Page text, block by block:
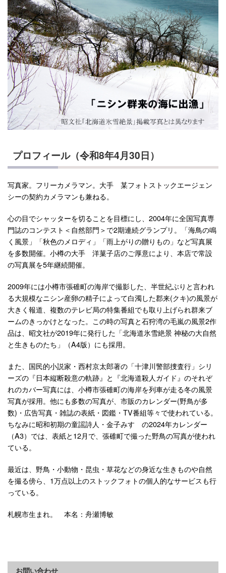
プロフィール（令和8年4月30日）
写真家。フリーカメラマン。大手 某フォトストックエージェン
シーの契約カメラマンも兼ねる。
心の目でシャッターを切ることを目標にし、2004年に全国写真専
門誌のコンテスト＜自然部門＞で2期連続グランプリ。「海鳥の鳴
く風景」「秋色のメロディ」「雨上がりの贈りもの」など写真展
を多数開催。小樽の大手 洋菓子店のご厚意により、本店で常設
の写真展を5年継続開催。
2009年には小樽市張碓町の海岸で撮影した、半世紀ぶりと言われ
る大規模なニシン産卵の精子によって白濁した郡来(クキ)の風景が
大きく報道、複数のテレビ局の特集番組でも取り上げられ群来ブ
ームのきっかけとなった。この時の写真と石狩湾の毛嵐の風景2作
品は、昭文社が2019年に発行した「北海道氷雪絶景 神秘の大自然
と生きものたち」（A4版）にも採用。
また、国民的小説家・西村京太郎著の「十津川警部捜査行」シリ
ーズの『日本縦断殺意の軌跡』と『北海道殺人ガイド』のそれぞ
れのカバー写真には、小樽市張碓町の海岸を列車が走る冬の風景
写真が採用。他にも多数の写真が、市販のカレンダー(野鳥が多
数)・広告写真・雑誌の表紙・図鑑・TV番組等々で使われている。
ちなみに昭和初期の童謡詩人・金子みすゞの2024年カレンダー
（A3）では、表紙と12月で、張碓町で撮った野鳥の写真が使われ
ている。
最近は、野鳥・小動物・昆虫・草花などの身近な生きものや自然
を撮る傍ら、1万点以上のストックフォトの個人的なサービスも行
っている。
札幌市生まれ。 本名：舟瀬博敏
お問い合わせ